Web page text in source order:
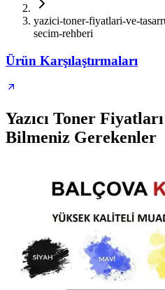
yazici-toner-fiyatlari-ve-
secim-rehberi
Ürün Karşılaştırmaları
Yazıcı Toner
Bilmeniz Gerekenler